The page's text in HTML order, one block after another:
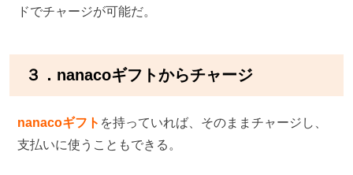
ドでチャージが可能だ。
３．nanacoギフトからチャージ
nanacoギフト を持っていれば、そのままチャージし、
支払いに使うこともできる。